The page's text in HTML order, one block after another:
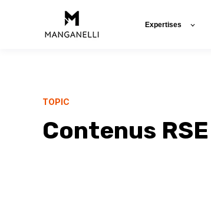
Expertises
TOPIC
Contenus RSE